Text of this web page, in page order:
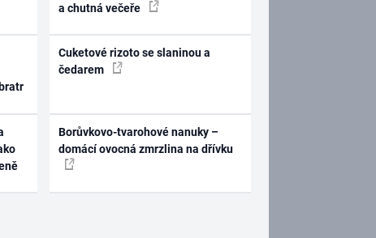
a chutná večeře
Cuketové rizoto se slaninou a
čedarem
Borůvkovo-tvarohové nanuky –
domácí ovocná zmrzlina na dřívku